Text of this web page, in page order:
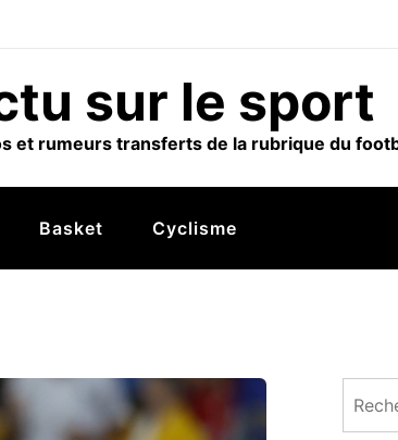
sur le sport
et rumeurs transferts de la rubrique du
Basket Cyclisme